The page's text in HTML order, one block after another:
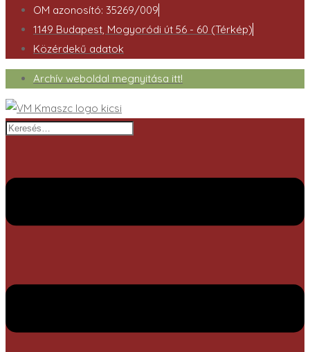
OM azonosító: 35269/009
1149 Budapest, Mogyoródi út 56 - 60 (Térkép)
Közérdekű adatok
Archív weboldal megnyitása itt!
Keresés…